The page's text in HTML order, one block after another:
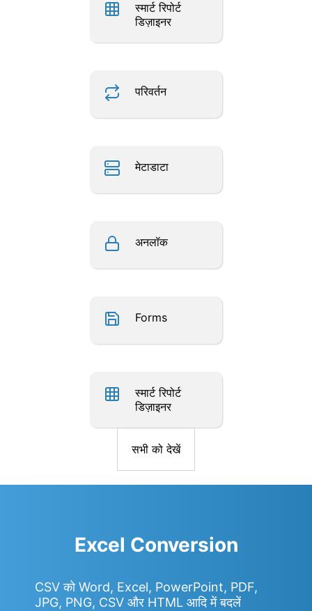
स्मार्ट रिपोर्ट
डिज़ाइनर
परिवर्तन
मेटाडाटा
अनलॉक
Forms
स्मार्ट रिपोर्ट
डिज़ाइनर
सभी को देखें
Excel Conversion
CSV को Word, Excel, PowerPoint, PDF,
JPG, PNG, CSV और HTML आदि में बदलें